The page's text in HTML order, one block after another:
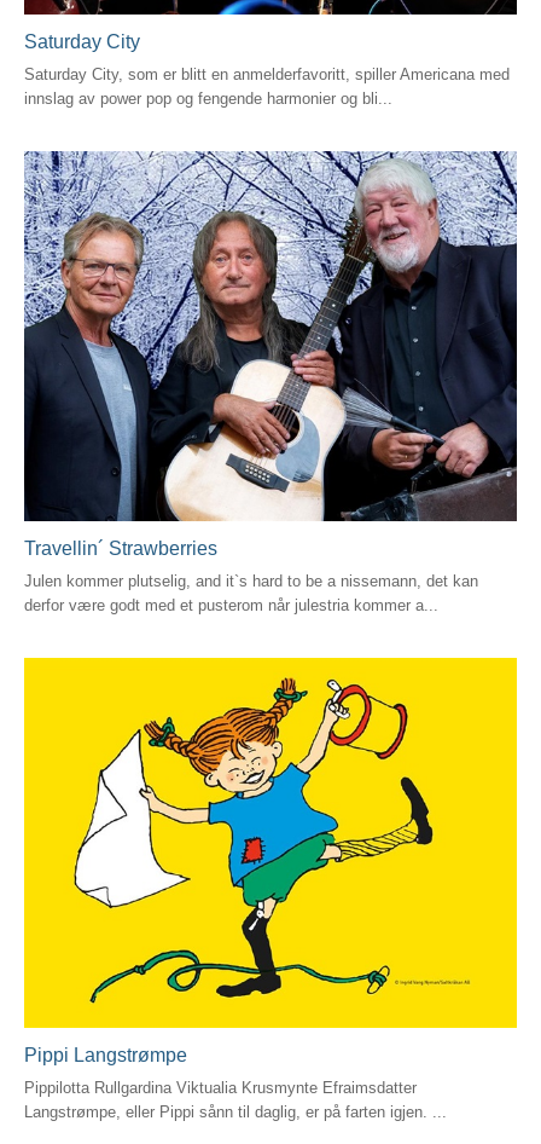
Saturday City
Saturday City, som er blitt en anmelderfavoritt, spiller Americana med
innslag av power pop og fengende harmonier og bli...
Travellin´ Strawberries
Julen kommer plutselig, and it`s hard to be a nissemann, det kan
derfor være godt med et pusterom når julestria kommer a...
Pippi Langstrømpe
Pippilotta Rullgardina Viktualia Krusmynte Efraimsdatter
Langstrømpe, eller Pippi sånn til daglig, er på farten igjen. ...